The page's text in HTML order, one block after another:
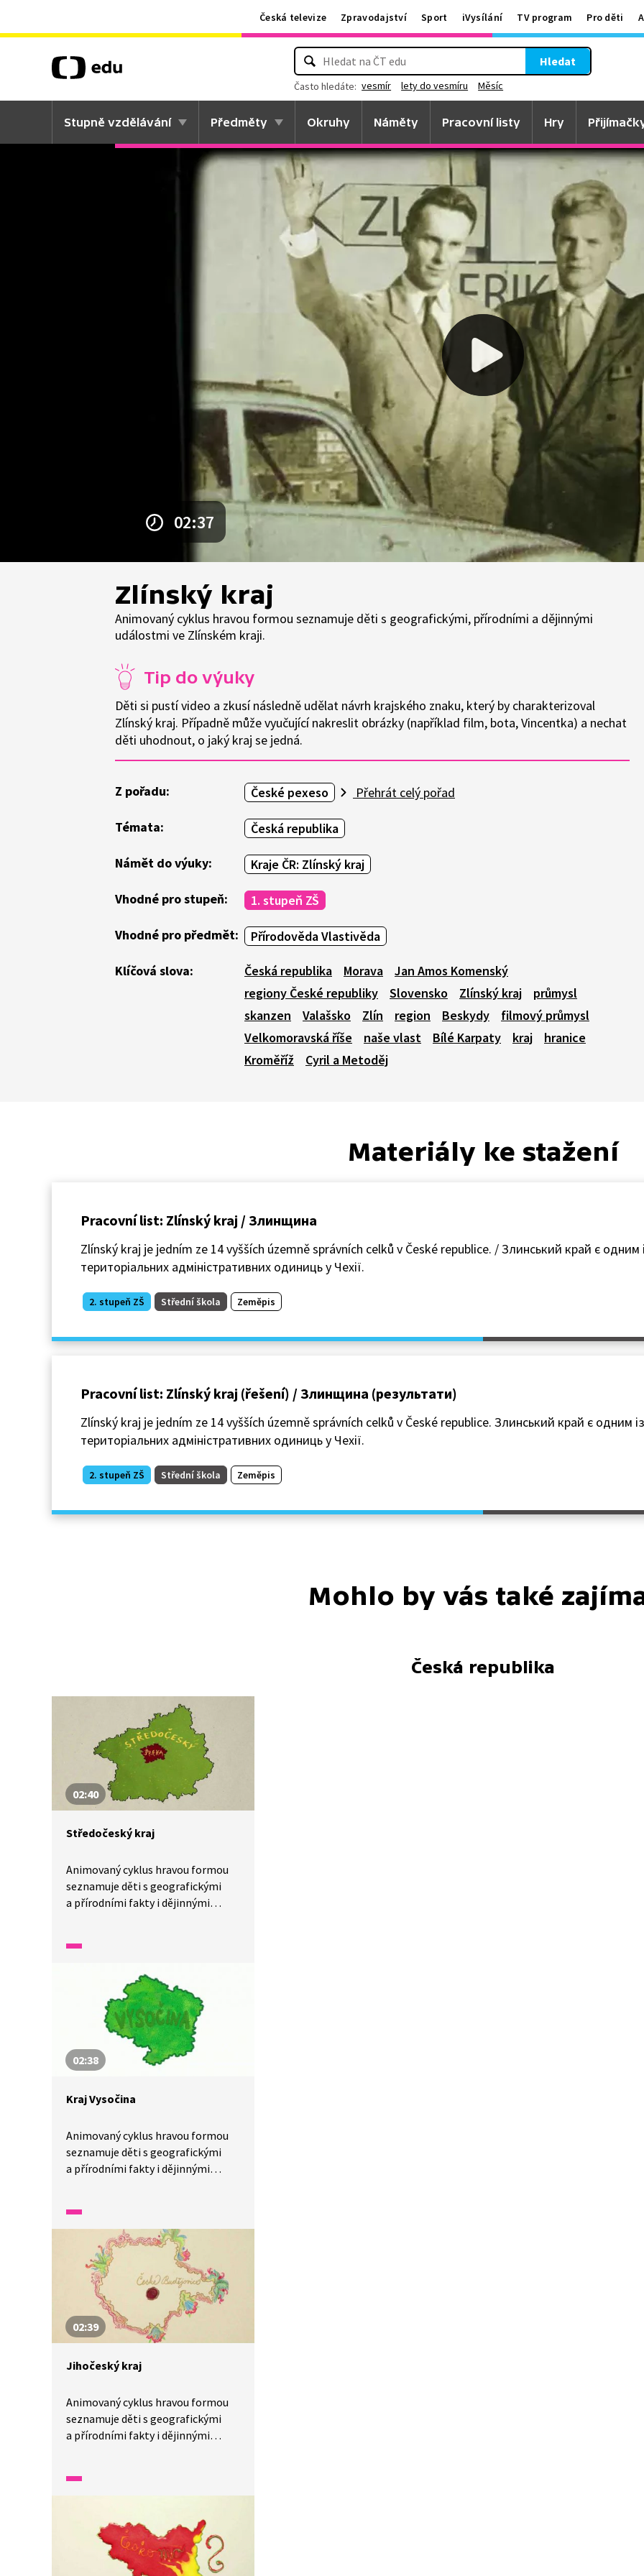
Česká televize Zpravodajství Sport iVysílání TV program Pro děti
Hledat
Často hledáte: vesmír lety do vesmíru Měsíc
Stupně vzdělávání Předměty Okruhy Náměty Pracovní listy Hry
02:37
Zlínský kraj
Animovaný cyklus hravou formou seznamuje děti s geografickými, přírodními a dějinnými
událostmi ve Zlínském kraji.
Tip do výuky
Děti si pustí video a zkusí následně udělat návrh krajského znaku, který by charakterizoval
Zlínský kraj. Případně může vyučující nakreslit obrázky (například film, bota, Vincentka) a nechat
děti uhodnout, o jaký kraj se jedná.
Z pořadu: České pexeso Přehrát celý pořad
Témata: Česká republika
Námět do výuky: Kraje ČR: Zlínský kraj
Vhodné pro stupeň: 1. stupeň ZŠ
Vhodné pro předmět: Přírodověda Vlastivěda
Klíčová slova: Česká republika Morava
Jan Amos Komenský
regiony České republiky
Slovensko Zlínský kraj
průmysl
skanzen
Valašsko Zlín region Beskydy
filmový průmysl
Velkomoravská říše
naše vlast Bílé Karpaty kraj
hranice
Kroměříž
Cyril a Metoděj
Materiály ke stažení
Pracovní list: Zlínský kraj / Злинщина
Zlínský kraj je jedním ze 14 vyšších územně správních celků v České republice. / Злинський край є одним
територіальних адміністративних одиниць у Чехії.
2. stupeň ZŠ Střední škola Zeměpis
Pracovní list: Zlínský kraj (řešení) / Злинщина (результати)
Zlínský kraj je jedním ze 14 vyšších územně správních celků v České republice. Злинський край є одним
територіальних адміністративних одиниць у Чехії.
2. stupeň ZŠ Střední škola Zeměpis
Mohlo by vás také
Česká republika
02:40
Středočeský kraj
Animovaný cyklus hravou formou
seznamuje děti s geografickými
a přírodními fakty i dějinnými
02:38
Kraj Vysočina
Animovaný cyklus hravou formou
seznamuje děti s geografickými
a přírodními fakty i dějinnými
02:39
Jihočeský kraj
Animovaný cyklus hravou formou
seznamuje děti s geografickými
a přírodními fakty i dějinnými